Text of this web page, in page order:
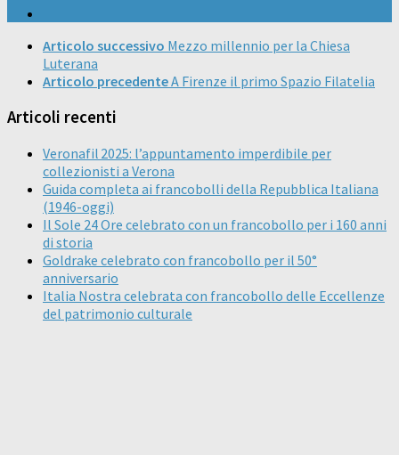
Articolo successivo Mezzo millennio per la Chiesa
Luterana
Articolo precedenteA Firenze il primo Spazio Filatelia
Articoli recenti
Veronafil 2025: l’appuntamento imperdibile per
collezionisti a Verona
Guida completa ai francobolli della Repubblica Italiana
(1946-oggi)
Il Sole 24 Ore celebrato con un francobollo per i 160 anni
di storia
Goldrake celebrato con francobollo per il 50°
anniversario
Italia Nostra celebrata con francobollo delle Eccellenze
del patrimonio culturale